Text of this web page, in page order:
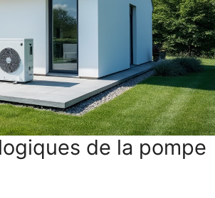
de la pompe